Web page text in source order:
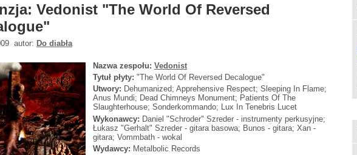
Vedonist "The World Of Reversed
autor: Do diabła
Nazwa zespołu: Vedonist
Tytuł płyty: "The World Of Reversed Decalogue"
Utwory: Dehumanized; Apprehensive Respect; Sleeping In Flame;
Anus Mundi; Dead Chimneys Monument; Patients Of The
Slaughterhouse; Sonderkommando; Lux In Tenebris Lucet
Wykonawcy: Daniel "Schroder" Szreder - instrumenty perkusyjne;
Łukasz "Gerhalt" Szreder - gitara basowa; Bunos - gitara; Xan -
gitara; Vommbath - wokal
Wydawcy: Metalbolic Records